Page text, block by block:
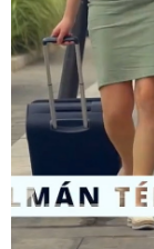
TRIBE
Budapest
Anna
Tarcal
Avalon